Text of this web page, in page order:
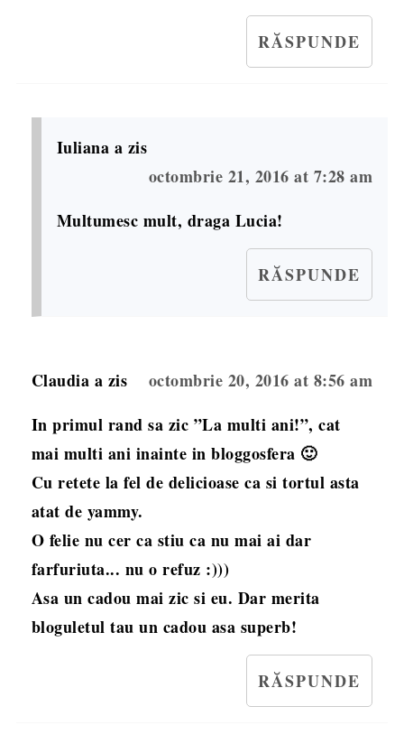
RĂSPUNDE
Iuliana a zis
octombrie 21, 2016 at 7:28 am
Multumesc mult, draga Lucia!
RĂSPUNDE
Claudia a zis
octombrie 20, 2016 at 8:56 am
In primul rand sa zic ”La multi ani!”, cat
mai multi ani inainte in bloggosfera 🙂
Cu retete la fel de delicioase ca si tortul asta
atat de yammy.
O felie nu cer ca stiu ca nu mai ai dar
farfuriuta... nu o refuz :)))
Asa un cadou mai zic si eu. Dar merita
bloguletul tau un cadou asa superb!
RĂSPUNDE